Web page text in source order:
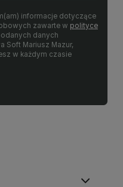
informacje dotyczące
zawarte w polityce
danych
Soft Mariusz Mazur,
w każdym czasie